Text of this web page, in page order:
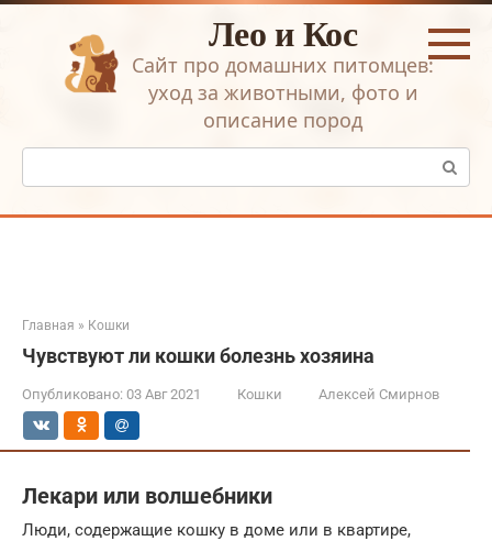
Перейти
Лео и Кос
Сайт про домашних питомцев:
уход за животными, фото и
описание пород
Поиск:
Главная » Кошки
Чувствуют ли кошки болезнь хозяина
Опубликовано: 03 Авг 2021 Кошки Алексей Смирнов
Лекари или волшебники
Люди, содержащие кошку в доме или в квартире,